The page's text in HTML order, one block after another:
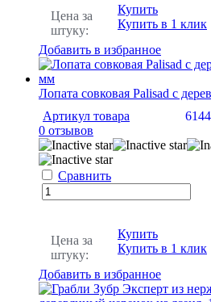
Цена за
штуку:
Купить
Купить в 1 клик
Добавить в избранное
Лопата совковая Palisad с
Артикул товара
0 отзывов
Сравнить
Цена за
штуку:
Купить
Купить в 1 клик
Добавить в избранное